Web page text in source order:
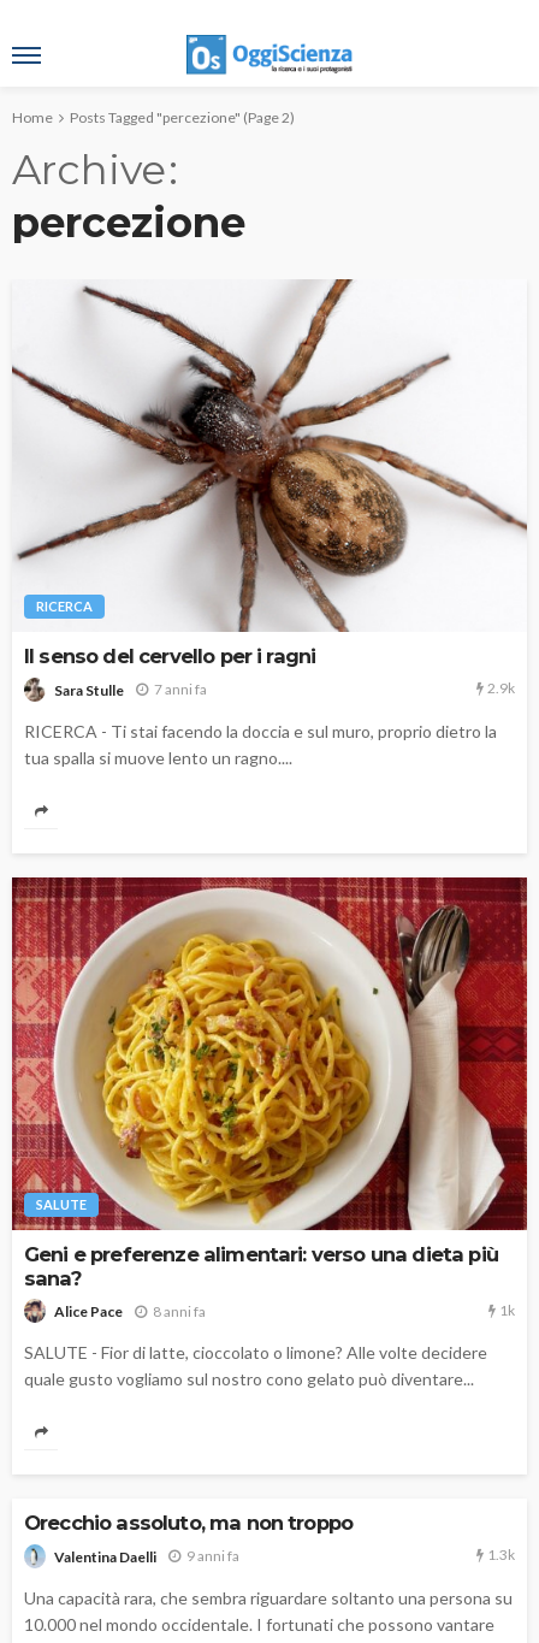
Home Posts Tagged "percezione" (Page 2)
Archive
percezione
RICERCA
Il senso del cervello per i ragni
Sara Stulle 7 anni fa 2.9k
RICERCA - Ti stai facendo la doccia e sul muro, proprio dietro la
tua spalla si muove lento un ragno....
SALUTE
Geni e preferenze alimentari: verso una dieta più
sana?
Alice Pace 8 anni fa 1k
SALUTE - Fior di latte, cioccolato o limone? Alle volte decidere
quale gusto vogliamo sul nostro cono gelato può diventare...
Orecchio assoluto, ma non troppo
Valentina Daelli 9 anni fa 1.3k
Una capacità rara, che sembra riguardare soltanto una persona su
10.000 nel mondo occidentale. I fortunati che possono vantare